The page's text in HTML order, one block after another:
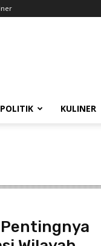
KULINER
Pentingnya